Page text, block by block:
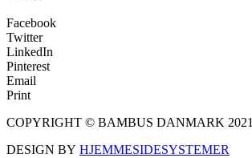
Facebook
Twitter
LinkedIn
Pinterest
Email
Print
COPYRIGHT © BAMBUS DANMARK 2021
DESIGN BY HJEMMESIDESYSTEMER